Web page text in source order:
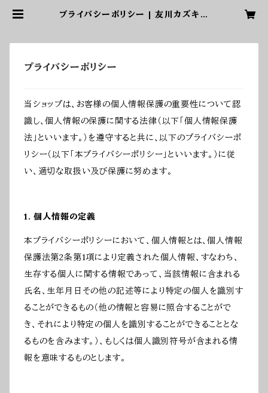
プライバシーポリシー | 友川カズキオ
プライバシーポリシー
当ショップは、お客様の個人情報保護の重要性について認
識し、個人情報の保護に関する法律（以下「個人情報保護
法」といいます。）を遵守すると共に、以下のプライバシーポ
リシー（以下「本プライバシーポリシー」といいます。）に従
い、適切な取扱い及び保護に努めます。
1. 個人情報の定義
本プライバシーポリシーにおいて、個人情報とは、個人情報
保護法第2条第1項により定義された個人情報、すなわち、
生存する個人に関する情報であって、当該情報に含まれる
氏名、生年月日その他の記述等により特定の個人を識別す
ることができるもの（他の情報と容易に照合することがで
き、それにより特定の個人を識別することができることとな
るものを含みます。）、もしくは個人識別符号が含まれる情
報を意味するものとします。